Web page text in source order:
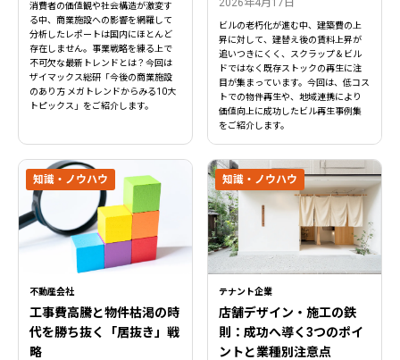
消費者の価値観や社会構造が激変す
る中、商業施設への影響を網羅して
分析したレポートは国内にほとんど
存在しません。事業戦略を練る上で
不可欠な最新トレンドとは？今回は
ザイマックス総研「今後の商業施設
のあり方 メガトレンドからみる10大
トピックス」をご紹介します。
2026年4月17日
ビルの老朽化が進む中、建築費の上
昇に対して、建替え後の賃料上昇が
追いつきにくく、スクラップ＆ビル
ドではなく既存ストックの再生に注
目が集まっています。今回は、低コス
トでの物件再生や、地域連携により
価値向上に成功したビル再生事例集
をご紹介します。
不動産会社
工事費高騰と物件枯渇の時
代を勝ち抜く「居抜き」戦
略
知識・ノウハウ
テナント企業
店舗デザイン・施工の鉄
則：成功へ導く3つのポイ
ントと業種別注意点
知識・ノウハウ